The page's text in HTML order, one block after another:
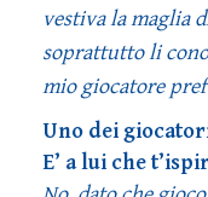
vestiva la maglia
soprattutto li
mio giocatore
Uno dei
E’ a lui che